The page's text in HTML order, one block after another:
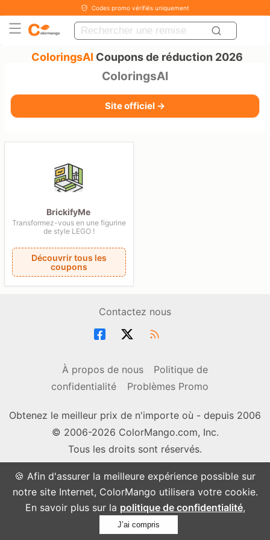
🍪 Afin d'assurer la meilleure expérience possible sur
notre site Internet, ColorMango utilisera votre cookie.
En savoir plus sur la politique de confidentialité,
J’ai compris
Codes promo vérifiés uniquement
ColoringsAI Coupons de réduction 2026
ColoringsAI
Site officiel →
BrickifyMe
Transformez-vous en une figurine
de style LEGO !
Découvrir tous les
coupons
Contactez nous
À propos de nous
Politique de
confidentialité
Problèmes Promo
Obtenez le meilleur prix de n'importe où - depuis 2006
© 2006-2026 ColorMango.com, Inc.
Tous les droits sont réservés.